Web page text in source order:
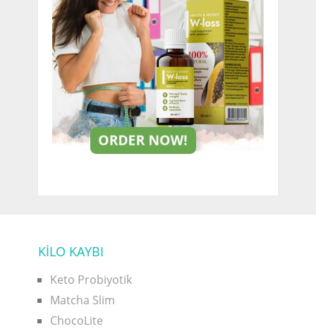
KİLO KAYBI
Keto Probiyotik
Matcha Slim
ChocoLite